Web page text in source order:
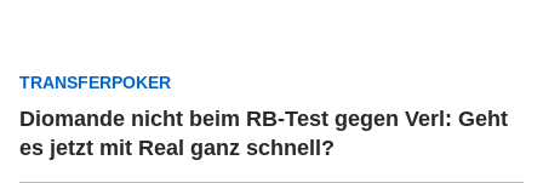
TRANSFERPOKER
Diomande nicht beim RB-Test gegen Verl: Geht
es jetzt mit Real ganz schnell?